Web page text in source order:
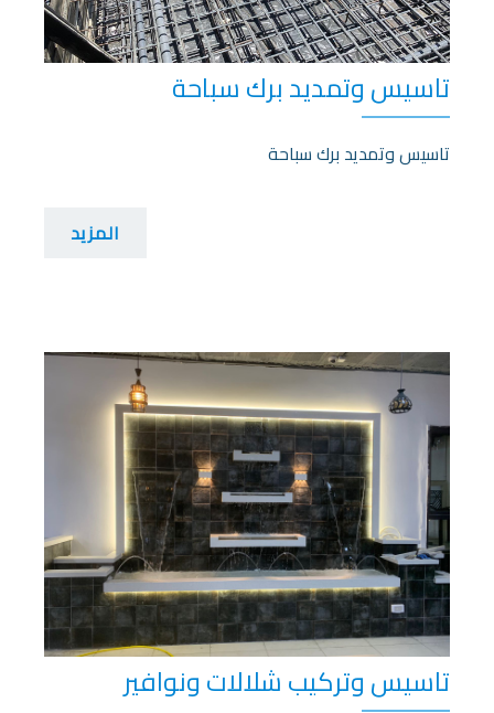
تاسيس وتمديد برك سباحة
تاسيس وتمديد برك سباحة
المزيد
تاسيس وتركيب شلالات ونوافير